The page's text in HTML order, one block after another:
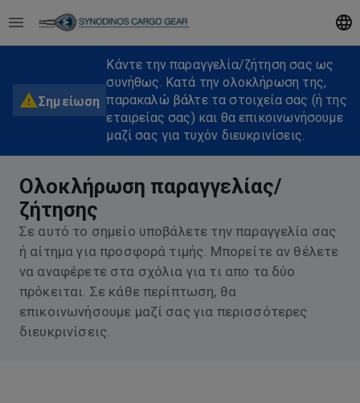
Σημείωση
Κάντε την παραγγελία/ζήτηση σας ως
συνήθως. Κατά την ολοκλήρωση της,
παρακαλώ βάλτε τα στοιχεία σας (ή της
εταιρείας σας) και θα επικοινωνήσουμε
μαζί σας για τυχόν διευκρινίσεις.
Ολοκλήρωση παραγγελίας/
ζήτησης
Σε αυτό το σημείο υποβάλετε την παραγγελία σας
ή αίτημα για προσφορά τιμής. Μπορείτε αν θέλετε
να αναφέρετε στα σχόλια για τι απο τα δύο
πρόκειται. Σε κάθε περίπτωση, θα
επικοινωνήσουμε μαζί σας για περισσότερες
διευκρινίσεις.